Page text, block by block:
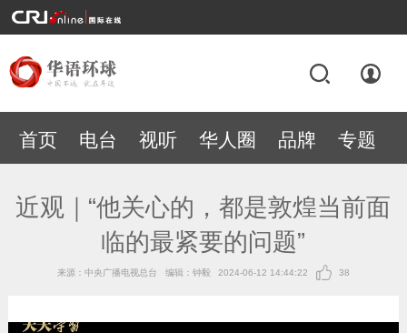
首页 电台 视听 华人圈 品牌 专题
近观｜“他关心的，都是敦煌当前面
临的最紧要的问题”
来源：中央广播电视总台 编辑：钟毅 2024-06-12 14:44:22 38